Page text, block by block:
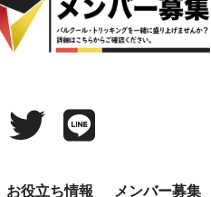
お役立ち情報 メンバー募集